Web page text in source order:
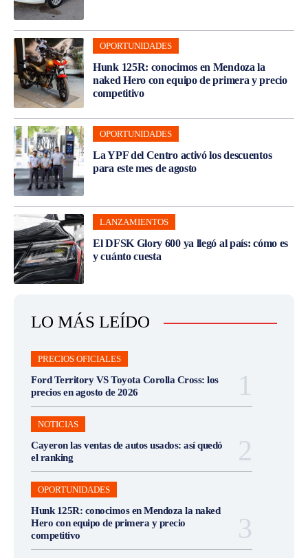
OPORTUNIDADES
Hunk 125R: conocimos en Mendoza la
naked Hero con equipo de primera y precio
competitivo
OPORTUNIDADES
La YPF del Centro activó los descuentos
para este mes de agosto
LANZAMIENTOS
El DFSK Glory 600 ya llegó al país: cómo es
y cuánto cuesta
LO MÁS LEÍDO
PRECIOS OFICIALES
Ford Territory VS Toyota Corolla Cross: los
precios en agosto de 2026
NOTICIAS
Cayeron las ventas de autos usados: así quedó
el ranking
OPORTUNIDADES
Hunk 125R: conocimos en Mendoza la naked
Hero con equipo de primera y precio
competitivo